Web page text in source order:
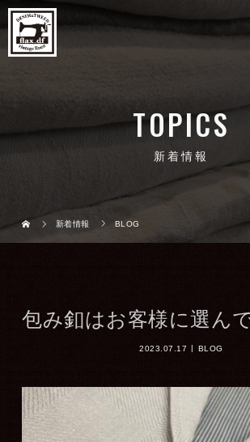
TOPICS
新着情報
新着情報 BLOG
包み釦はお客様に選ん
2023.07.17 BLOG